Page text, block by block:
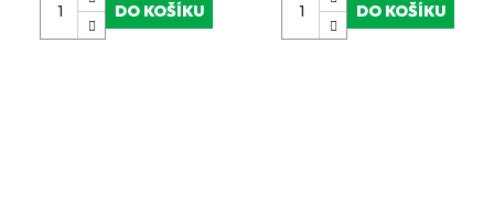
DO KOŠÍKU DO KOŠÍKU